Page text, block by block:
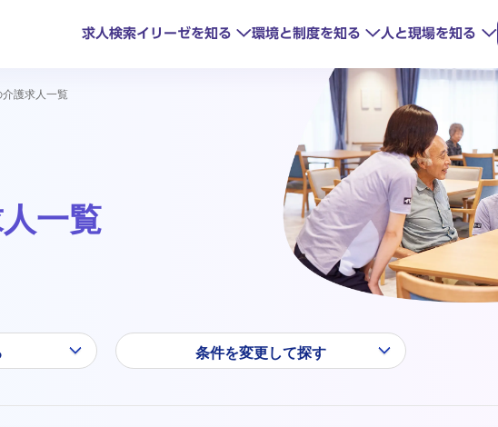
求人検索イリーゼを知る
数字で見るイリーゼ HITOWAの取り組み
環境と制度を知る
教育・研修制度 キャリアアップ
人と現場を知る
介護IoTで変わる現場
介護求人一覧
一覧
条件を変更して探す